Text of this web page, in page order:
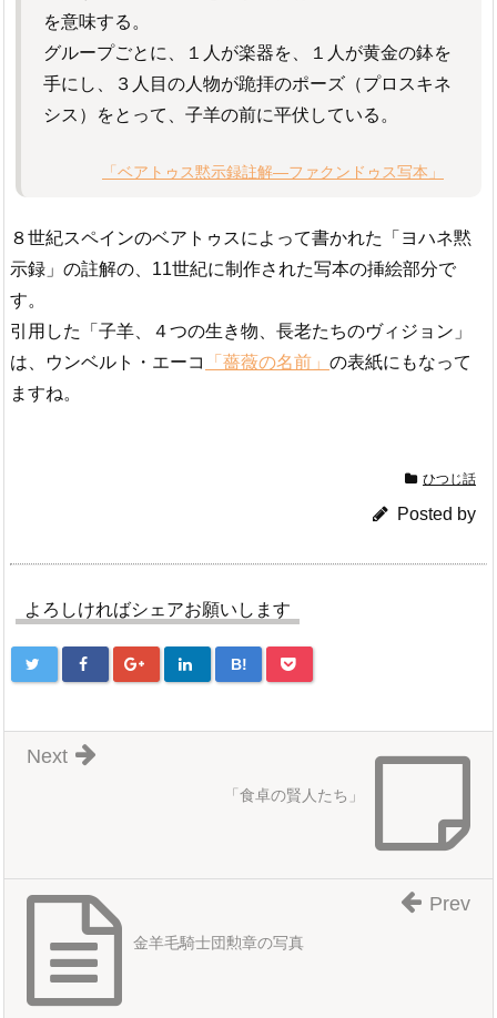
を意味する。
グループごとに、１人が楽器を、１人が黄金の鉢を
手にし、３人目の人物が跪拝のポーズ（プロスキネ
シス）をとって、子羊の前に平伏している。
「ベアトゥス黙示録註解―ファクンドゥス写本」
８世紀スペインのベアトゥスによって書かれた「ヨハネ黙
示録」の註解の、11世紀に制作された写本の挿絵部分で
す。
引用した「子羊、４つの生き物、長老たちのヴィジョン」
は、ウンベルト・エーコ
「薔薇の名前」 の表紙にもなって
ますね。
ひつじ話
Posted by
よろしければシェアお願いします
B!
「食卓の賢人たち」
Next
金羊毛騎士団勲章の写真
Prev